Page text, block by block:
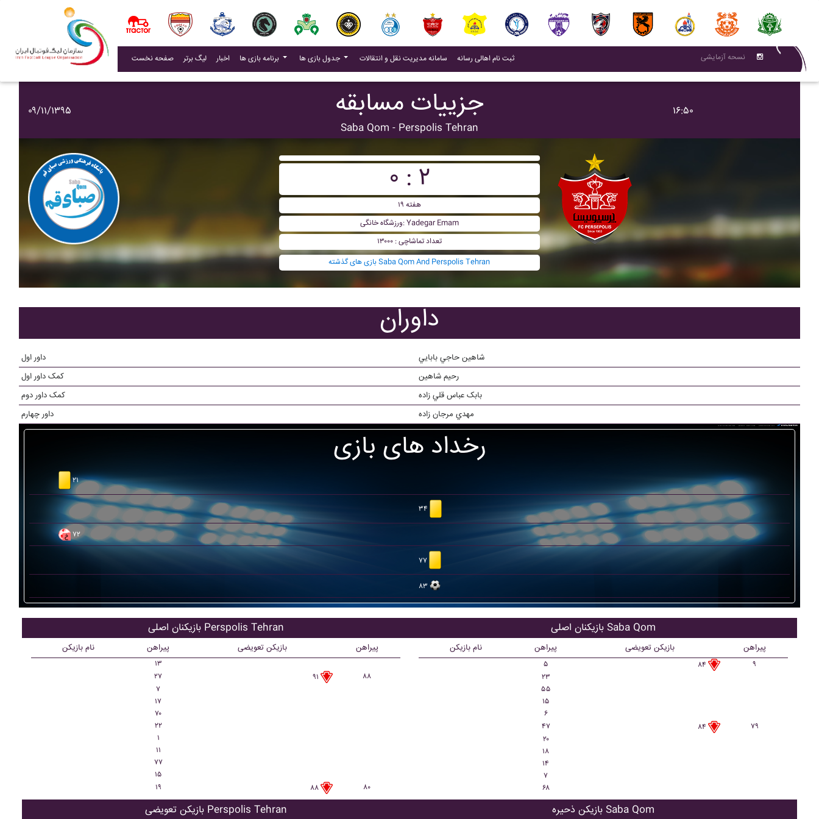
صفحه نخست لیگ برتر اخبار(current) برنامه بازی ها جدول بازی ها سامانه مدیریت نقل و انتقالات (current)
ثبت نام اهالی رسانه(current) نسحه آزمایشی
۰۹/۱۱/۱۳۹۵ جزییات مسابقه
Saba Qom - Perspolis Tehran
۱۶:۵۰
۰ : ۲
هفته ۱۹
ورزشگاه خانگی: Yadegar Emam
تعداد تماشاچی : ۱۳۰۰۰
بازی های گذشته Saba Qom And Perspolis Tehran
داوران
داور اول
شاهين حاجي بابايي
کمک داور اول
رحيم شاهين
کمک داور دوم
بابک عباس قلي زاده
داور چهارم
مهدي مرجان زاده
رخداد های بازی
۲۱
۳۴
۷۲
۷۷
۸۳
بازیکنان اصلی Perspolis Tehran
نام بازیکن پیراهن بازیکن تعویضی پیراهن
۱۳
۲۷
۹۱
۸۸
۷
۱۷
۷۰
۲۲
۱
۱۱
۷۷
۱۵
۱۹
۸۸ ۸۰
بازیکن تعویضی Perspolis Tehran
بازیکنان اصلی Saba Qom
نام بازیکن پیراهن بازیکن تعویضی پیراهن
۵ ۸۴
۹
۲۳
۵۵
۱۵
۶
۴۷
۸۴
۷۹
۲۰
۱۸
۱۴
۷
۶۸
بازیکن ذحیره Saba Qom